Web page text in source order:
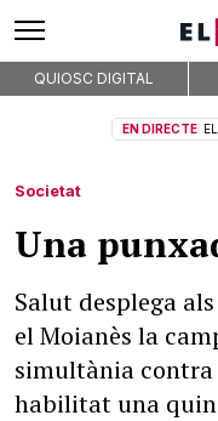
QUIOSC DIGITAL
EN DIRECTE
Societat
Una
Salut desplega
el Moianès la
simultània contra
habilitat una